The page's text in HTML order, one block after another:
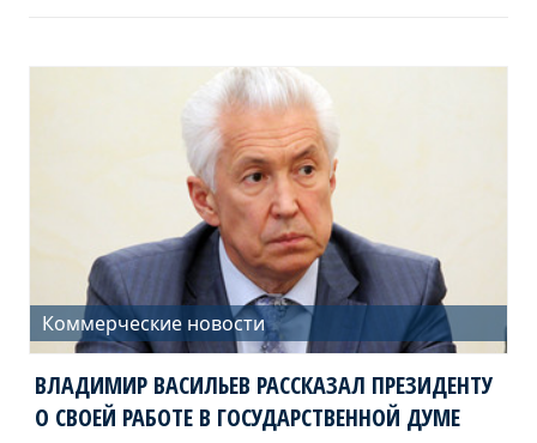
Коммерческие новости
ВЛАДИМИР ВАСИЛЬЕВ РАССКАЗАЛ ПРЕЗИДЕНТУ
О СВОЕЙ РАБОТЕ В ГОСУДАРСТВЕННОЙ ДУМЕ